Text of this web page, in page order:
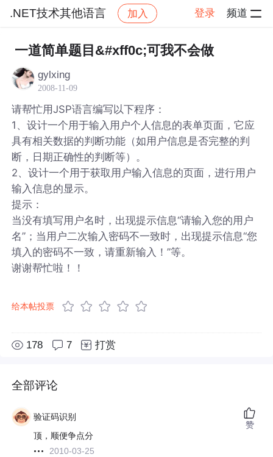
.NET技术其他语言 加入 登录 频道
社区 .NET技术其他语言 帖子详情
一道简单题目&#xff0c;可我不会做
gylxing
2008-11-09
请帮忙用JSP语言编写以下程序：
1、设计一个用于输入用户个人信息的表单页面，它应
具有相关数据的判断功能（如用户信息是否完整的判
断，日期正确性的判断等）。
2、设计一个用于获取用户输入信息的页面，进行用户
输入信息的显示。
提示：
当没有填写用户名时，出现提示信息“请输入您的用户
名”；当用户二次输入密码不一致时，出现提示信息“您
填入的密码不一致，请重新输入！”等。
谢谢帮忙啦！！
给本帖投票
178 7 打赏
全部评论
验证码识别
顶，顺便争点分
2010-03-25
赞